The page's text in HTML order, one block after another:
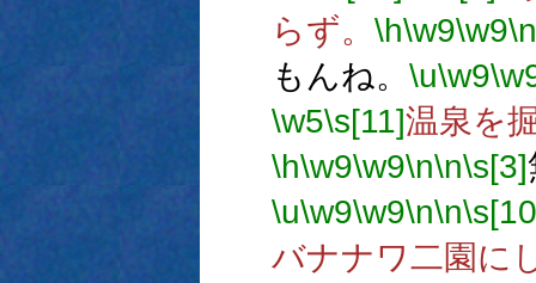
らず。 \h\w9\w9\n
もんね。 \u\w9
\w5\s[11]温泉を
\h\w9\w9\n\n\s[3]
\u\w9\w9\n\n
バナナワ二園に